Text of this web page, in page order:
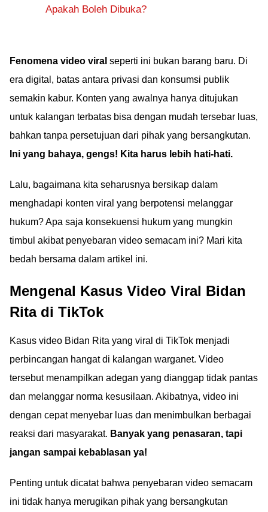
Apakah Boleh Dibuka?
Fenomena video viral seperti ini bukan barang baru. Di
era digital, batas antara privasi dan konsumsi publik
semakin kabur. Konten yang awalnya hanya ditujukan
untuk kalangan terbatas bisa dengan mudah tersebar luas,
bahkan tanpa persetujuan dari pihak yang bersangkutan.
Ini yang bahaya, gengs! Kita harus lebih hati-hati.
Lalu, bagaimana kita seharusnya bersikap dalam
menghadapi konten viral yang berpotensi melanggar
hukum? Apa saja konsekuensi hukum yang mungkin
timbul akibat penyebaran video semacam ini? Mari kita
bedah bersama dalam artikel ini.
Mengenal Kasus Video Viral Bidan
Rita di TikTok
Kasus video Bidan Rita yang viral di TikTok menjadi
perbincangan hangat di kalangan warganet. Video
tersebut menampilkan adegan yang dianggap tidak pantas
dan melanggar norma kesusilaan. Akibatnya, video ini
dengan cepat menyebar luas dan menimbulkan berbagai
reaksi dari masyarakat. Banyak yang penasaran, tapi
jangan sampai kebablasan ya!
Penting untuk dicatat bahwa penyebaran video semacam
ini tidak hanya merugikan pihak yang bersangkutan